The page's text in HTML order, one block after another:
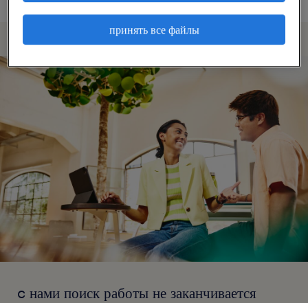
c нами поиск работы не заканчивается
принять все файлы